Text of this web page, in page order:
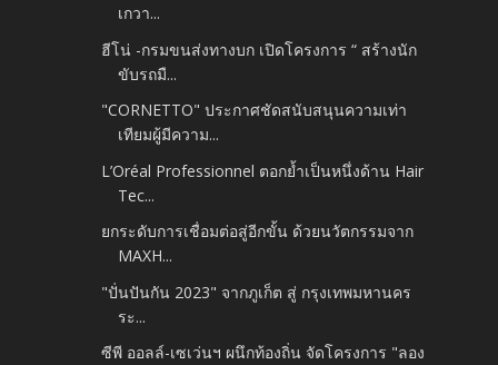
เกวา...
ฮีโน่ -กรมขนส่งทางบก เปิดโครงการ “ สร้างนัก
ขับรถมื...
"CORNETTO" ประกาศชัดสนับสนุนความเท่า
เทียมผู้มีความ...
L’Oréal Professionnel ตอกย้ำเป็นหนึ่งด้าน Hair
Tec...
ยกระดับการเชื่อมต่อสู่อีกขั้น ด้วยนวัตกรรมจาก
MAXH...
"ปั่นปันกัน 2023" จากภูเก็ต สู่ กรุงเทพมหานคร
ระ...
ซีพี ออลล์-เซเว่นฯ ผนึกท้องถิ่น จัดโครงการ "ลอง